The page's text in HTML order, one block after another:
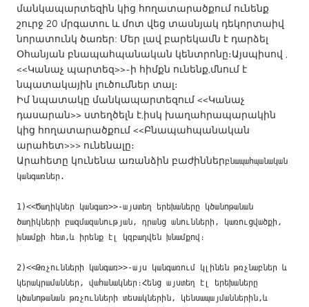
QATAR
Qatar
SINGAPORE
Singapore
UNITED KINGDOM
Glasgow
UNITED STATES
Ann Arbor, MI
Austin, TX
Burlingame-San Mateo, CA
Cass Clay
Chicago, IL
Cleveland, OH
մանկապարտեզին կից հողատարածքում ունենք
շուրջ 20 մրգատու և մոտ վեց տասնյակ դեկորտաիվ
նորատունկ ծառեր: Մեր լավ բարեկամն է դարձել
Օհանյան բնապահպանական կենտրոնը։Այսպիսով ,
<<Կանաչ պարտեզ>>-ի հիմքն ունենք,մնում է
նպատակային լուծումներ տալ։
Իմ նպատակը մանկապարտեզում <<Կանաչ
դասարան>> ստեղծելն է,իսկ խաղահրապարակին
կից հողատարածքում <<Բնապահպանական
արահետ>>> ունենալը։
Արահետը կունենա առանձին բաժիններբնապահպանական
կանգառներ.
1)<<Ծաղիկներ կանգառ>>-այստեղ երեխաները կծանոթանան
ծաղիկների բազմազանության, դրանց անունների, կառուցվածքի,
խնամքի հետ,և իրենք էլ կզբաղվեն խնամքով։
2)<<Թռչունների կանգառ>>-այս կանգառում կլինեն թռչնաբներ և
կերակրամաններ, վահանակներ։Հենց այստեղ էլ երեխաները
կծանոթանան թռչունների տեսակներին, կենսապայմաններին,և